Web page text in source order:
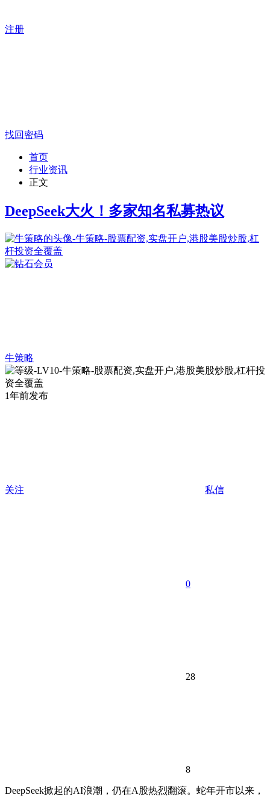
注册
找回密码
首页
行业资讯
正文
DeepSeek大火！多家知名私募热议
牛策略
1年前发布
关注 私信
0
28
8
DeepSeek掀起的AI浪潮，仍在A股热烈翻滚。蛇年开市以来，